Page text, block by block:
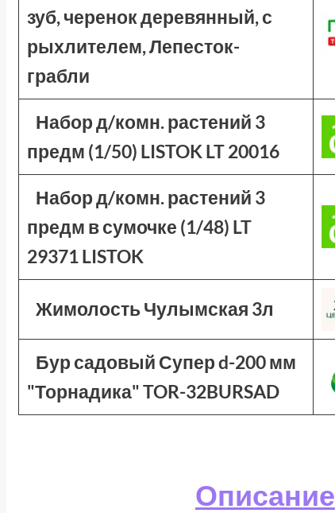
зуб, черенок деревянный, с
рыхлителем, Лепесток-
грабли
Набор д/комн. растений 3
предм (1/50) LISTOK LT 20016
Набор д/комн. растений 3
предм в сумочке (1/48) LT
29371 LISTOK
Жимолость Чулымская 3л
Бур садовый Супер d-200 мм
"Торнадика" TOR-32BURSAD
Описание